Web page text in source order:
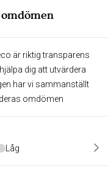
är riktig transparens
dig att utvärdera
har vi sammanställt
omdömen
Låg